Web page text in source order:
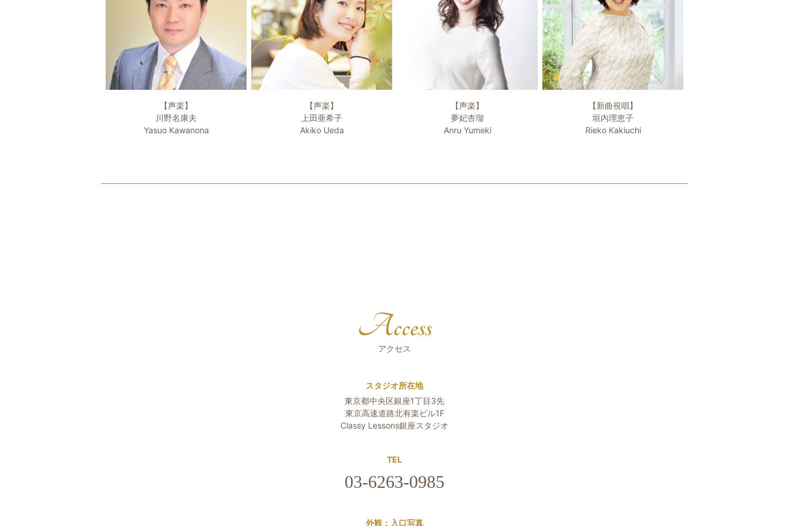
【声楽】
川野名康夫
Yasuo Kawanona
【声楽】
上田亜希子
Akiko Ueda
【声楽】
夢妃杏瑠
Anru Yumeki
【新曲視唱】
垣内理恵子
Rieko Kakiuchi
Access
アクセス
スタジオ所在地
東京都中央区銀座1丁目3先
東京高速道路北有楽ビル1F
Classy Lessons銀座スタジオ
TEL
03-6263-0985
外観：入口写真